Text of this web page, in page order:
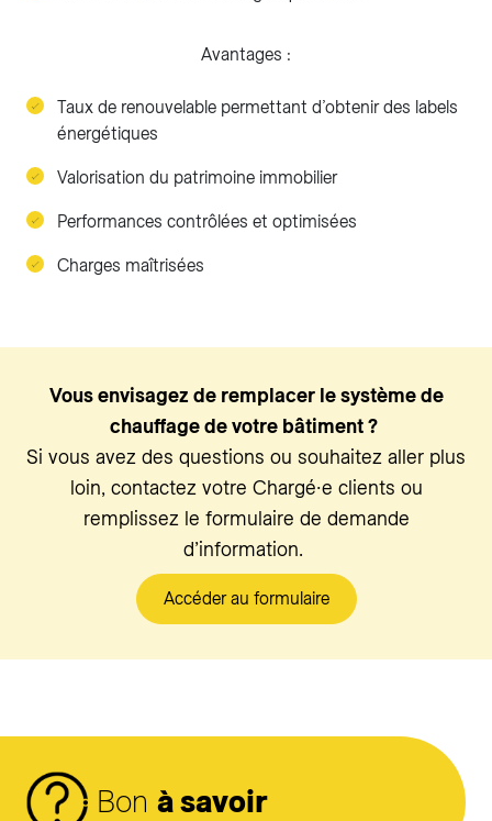
Avantages :
Taux de renouvelable permettant d’obtenir des labels
énergétiques
Valorisation du patrimoine immobilier
Performances contrôlées et optimisées
Charges maîtrisées
Vous envisagez de remplacer le système de
chauffage de votre bâtiment ?
Si vous avez des questions ou souhaitez aller plus
loin, contactez votre Chargé∙e clients ou
remplissez le formulaire de demande
d’information.
Accéder au formulaire
Bon à savoir